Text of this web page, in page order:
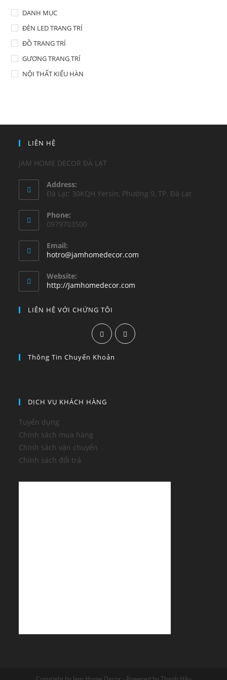
DANH MỤC
ĐÈN LED TRANG TRÍ
ĐỒ TRANG TRÍ
GƯƠNG TRANG TRÍ
NỘI THẤT KIỂU HÀN
LIÊN HỆ
JAM HOME DECOR ĐÀ LẠT
Address:
Đà Lạt: 30KQH Yersin, Phường 9, TP. Đà Lạt
Phone:
0979703500
Email:
hotro@jamhomedecor.com
Website:
http://Jamhomedecor.com
LIÊN HỆ VỚI CHỨNG TÔI
Thông Tin Chuyển Khoản
DỊCH VỤ KHÁCH HÀNG
Tuyển dụng
Chính sách mua hàng
Chính sách vận chuyển
Chính sách đổi trả